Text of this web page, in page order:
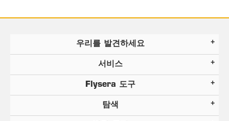
우리를 발견하세요
서비스
Flysera 도구
탐색